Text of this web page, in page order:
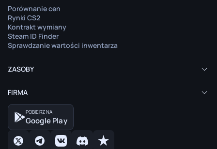
Porównanie cen
Rynki CS2
Kontrakt wymiany
Steam ID Finder
Sprawdzanie wartości inwentarza
ZASOBY
FIRMA
POBIERZ NA
Google Play